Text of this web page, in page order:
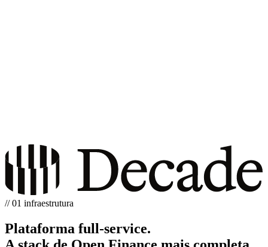
// 01 infraestrutura
Plataforma full-service.